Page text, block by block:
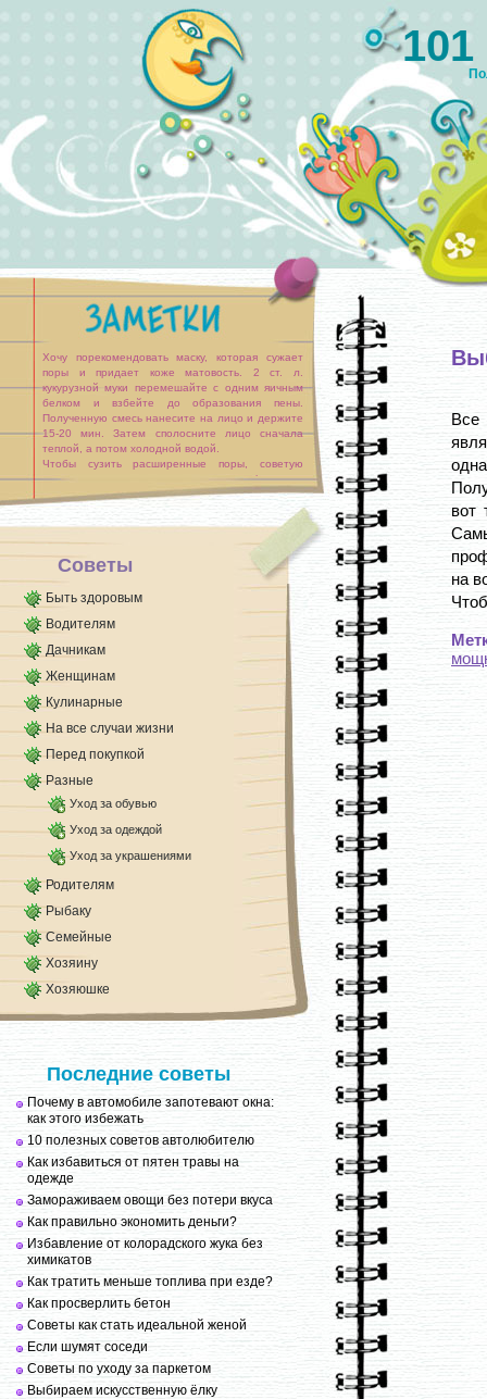
Хочу порекомендовать маску, которая сужает
поры и придает коже матовость. 2 ст. л.
кукурузной муки перемешайте с одним яичным
белком и взбейте до образования пены.
Полученную смесь нанесите на лицо и держите
15-20 мин. Затем сполосните лицо сначала
теплой, а потом холодной водой.
Чтобы сузить расширенные поры, советую
умываться по утрам настоем шалфея или
зверобоя. Благотворное [...]
Советы
Быть здоровым
Водителям
Дачникам
Женщинам
Кулинарные
На все случаи жизни
Перед покупкой
Разные
Уход за обувью
Уход за одеждой
Уход за украшениями
Родителям
Рыбаку
Семейные
Хозяину
Хозяюшке
Последние советы
Почему в автомобиле запотевают окна:
как этого избежать
10 полезных советов автолюбителю
Как избавиться от пятен травы на
одежде
Замораживаем овощи без потери вкуса
Как правильно экономить деньги?
Избавление от колорадского жука без
химикатов
Как тратить меньше топлива при езде?
Как просверлить бетон
Советы как стать идеальной женой
Если шумят соседи
Советы по уходу за паркетом
Выбираем искусственную ёлку
Все
вот
на